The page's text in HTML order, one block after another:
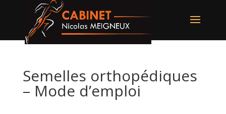
Semelles orthopédiques
– Mode d’emploi